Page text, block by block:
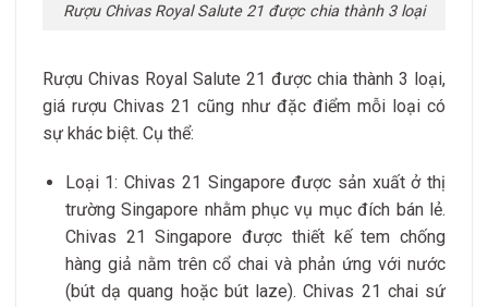
Rượu Chivas Royal Salute 21 được chia thành 3 loại
Rượu Chivas Royal Salute 21 được chia thành 3 loại,
giá rượu Chivas 21 cũng như đặc điểm mỗi loại có
sự khác biệt. Cụ thể:
Loại 1: Chivas 21 Singapore được sản xuất ở thị
trường Singapore nhằm phục vụ mục đích bán lẻ.
Chivas 21 Singapore được thiết kế tem chống
hàng giả nằm trên cổ chai và phản ứng với nước
(bút dạ quang hoặc bút laze). Chivas 21 chai sứ